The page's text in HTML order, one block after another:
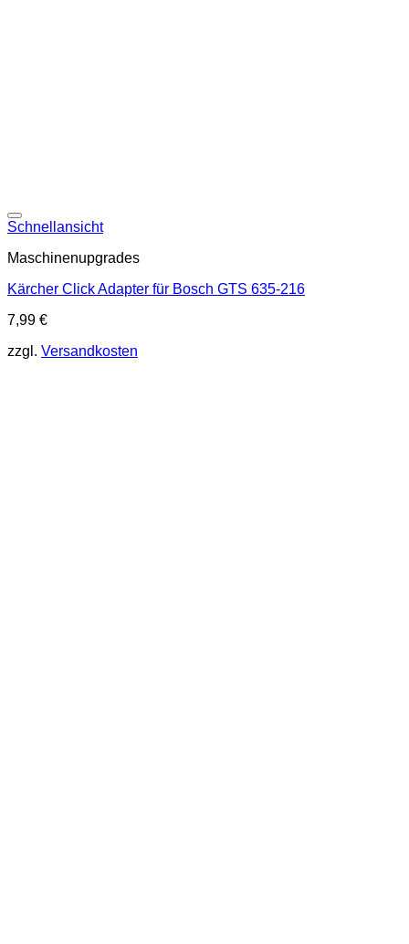
Schnellansicht
Maschinenupgrades
Kärcher Click Adapter für Bosch GTS 635-216
7,99 €
zzgl. Versandkosten